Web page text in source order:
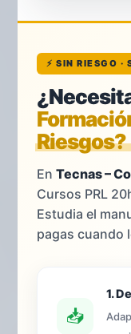
⚡ SIN RIESGO ·
Riesgos?
EnTecnas –
Cursos PRL
Estudia el
pagas cuando
📥
1.